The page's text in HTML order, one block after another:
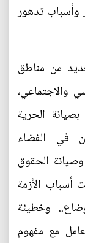
وأسباب تدهور
من مناطق
والاجتماعي،
الحرية
في الفضاء
الحقوق
أسباب الأزمة
وخطيئة
مع مفهوم